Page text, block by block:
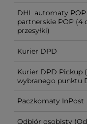
DHL automaty
partnerskie POP (4
przesyłki)
Kurier DPD
Kurier DPD Pickup
wybranego punktu
Paczkomaty InPost
Odbiór osobisty